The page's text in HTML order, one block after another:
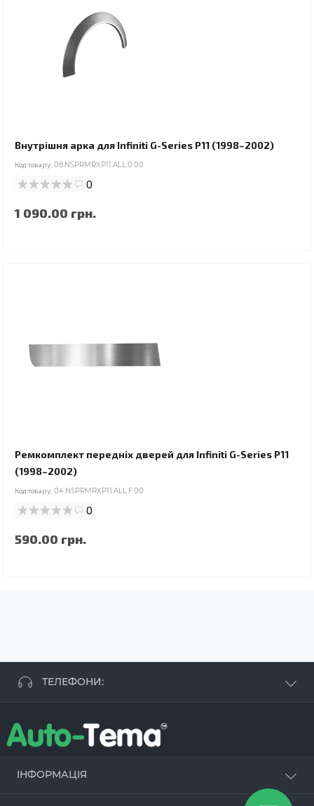
Внутрішня арка для Infiniti G-Series P11 (1998–2002)
Код товару: 08.NSPRMRXP11.ALL.0.00
0
1 090.00 грн.
Ремкомплект передніх дверей для Infiniti G-Series P11
(1998–2002)
Код товару: 04.NSPRMRXP11.ALL.F.00
0
590.00 грн.
ТЕЛЕФОНИ:
+38 096 250 84 38
+38 099 657 61 50
ІНФОРМАЦІЯ